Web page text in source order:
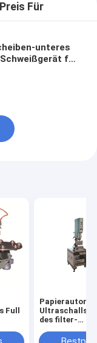
Für
unteres
für
Full
des filter-
300mm für